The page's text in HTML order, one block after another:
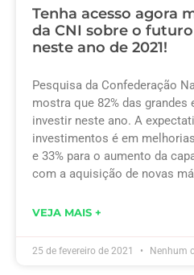
Tenha acesso agora
da CNI sobre o
neste ano de 2021!
Pesquisa da Confederação
mostra que 82% das grandes
investir neste ano. A
investimentos é em
e 33% para o aumento da
com a aquisição de novas
VEJA MAIS +
25 de fevereiro de 2021 Nenhum